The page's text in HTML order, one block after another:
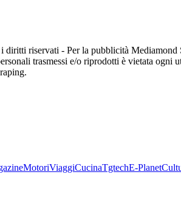
riservati - Per la pubblicità
trasmessi e/o riprodotti è vietata ogni
MotoriViaggiCucinaTgtechE-Planet